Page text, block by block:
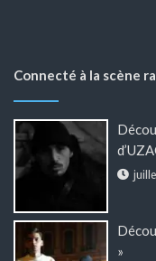
Connecté à la scène
»